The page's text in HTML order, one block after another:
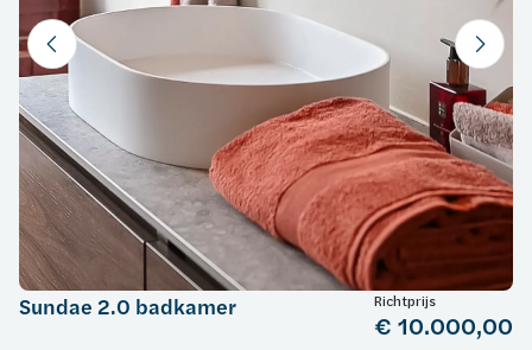
Sundae 2.0 badkamer Richtprijs
€ 10.000,00